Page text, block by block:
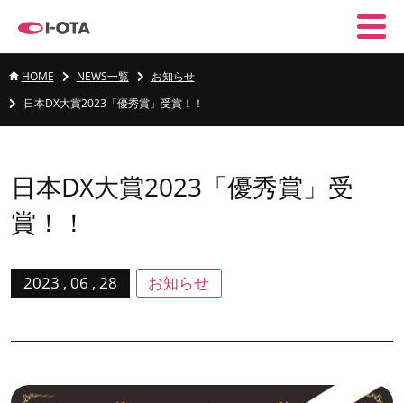
HOME NEWS一覧
お知らせ
日本DX大賞2023「優秀賞」受賞！！
日本DX大賞2023「優秀賞」受
賞！！
2023 , 06 , 28 お知らせ